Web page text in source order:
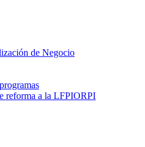
de Negocio
reforma a la LFPIORPI